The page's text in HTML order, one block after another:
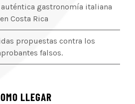
gastronomía italiana
en Costa Rica
propuestas contra los
falsos.
LLEGAR